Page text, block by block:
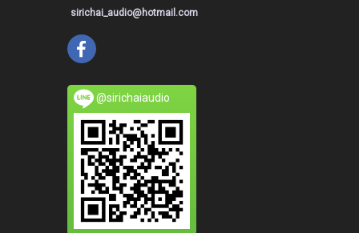
sirichai_audio@hotmail.com
@sirichaiaudio